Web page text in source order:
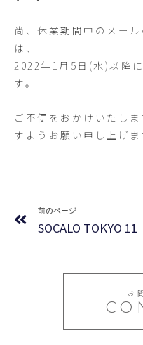
尚、休業期間中のメー
は、
2022年1月5日(水)以降
す。
ご不便をおかけいたし
すようお願い申し上げま
前のページ
SOCALO TOKYO 11
お